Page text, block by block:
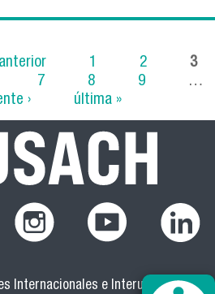
anterior 1 2
3
7 8 9
…
›
última »
Internacionales e Interuniversitarias